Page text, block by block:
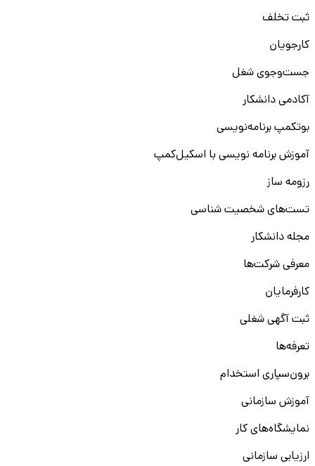
ثبت تخلف
کارجویان
جست‌و‌جوی شغل
آکادمی دانشکار
بوتکمپ برنامه‌نویسی
آموزش برنامه نویسی با اسکیل‌کمپ
رزومه ساز
تست‌های شخصیت شناسی
مجله دانشکار
معرفی شرکت‌ها
کارفرمایان
ثبت آگهی شغلی
تعرفه‌ها
برون‌سپاری استخدام
آموزش سازمانی
نمایشگاه‌های کار
ارزیابی سازمانی